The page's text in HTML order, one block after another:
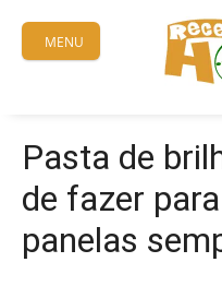
content
MENU
Pasta de
de fazer
panelas